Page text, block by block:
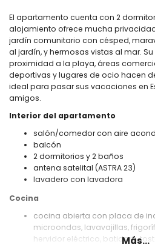
El apartamento cuenta con 2
alojamiento ofrece mucha
jardín comunitario con césped,
al jardín, y hermosas vistas al mar.
proximidad a la playa, áreas
deportivas y lugares de ocio hacen
ideal para pasar sus vacaciones en
amigos.
Interior del apartamento
salón/comedor con aire
balcón
2 dormitorios y 2 baños
antena satelital (ASTRA 23)
lavadero con lavadora
Cocina
cocina abierta con placa de
microondas, lavavajillas,
hervidor eléctrico, batidora,
Más...